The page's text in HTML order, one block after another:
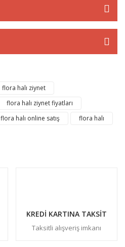
flora halı ziynet
flora halı ziynet fiyatları
flora halı online satış flora halı
KREDİ KARTINA TAKSİT
Taksitli alışveriş imkanı